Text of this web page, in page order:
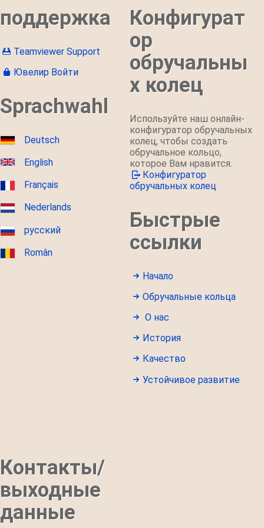
поддержка
Teamviewer Support
Ювелир Войти
Sprachwahl
Deutsch
English
Français
Nederlands
русский
Român
Конфигурат
ор
обручальны
х колец
Используйте наш онлайн-
конфигуратор обручальных
колец, чтобы создать
обручальное кольцо,
которое Вам нравится.
Конфигуратор
обручальных колец
Быстрые
ссылки
Начало
Обручальные кольца
О нас
История
Качество
Устойчивое развитие
Контакты/
выходные
данные